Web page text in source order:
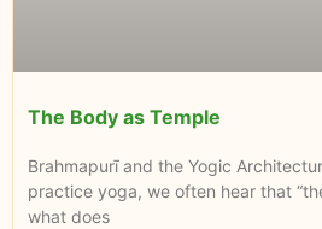
The Body as Temple
Brahmapurī and the Yogic
practice yoga, we often hear that
what does